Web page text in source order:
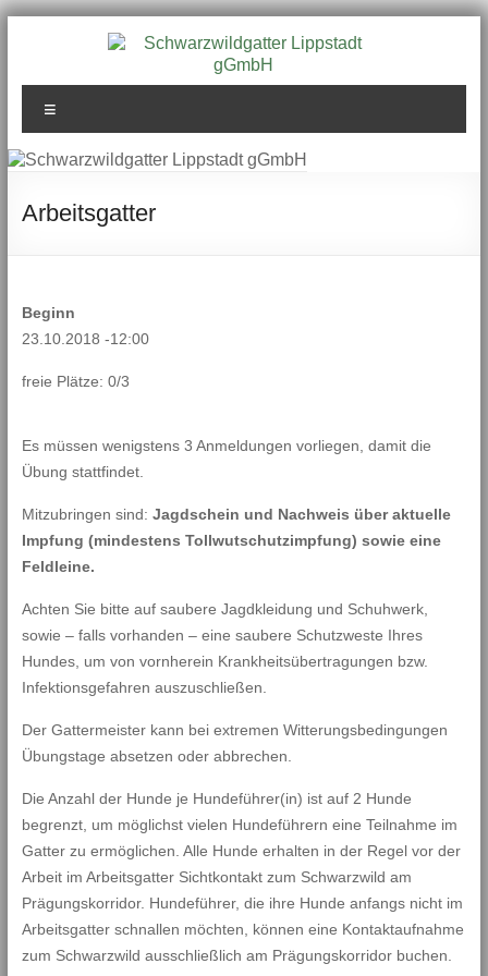
Schwarzwildgatter
Lippstadt gGmbH
Arbeitsgatter
Beginn
23.10.2018 -12:00
freie Plätze: 0/3
Es müssen wenigstens 3 Anmeldungen vorliegen, damit die
Übung stattfindet.
Mitzubringen sind: Jagdschein und Nachweis über aktuelle
Impfung (mindestens Tollwutschutzimpfung) sowie eine
Feldleine.
Achten Sie bitte auf saubere Jagdkleidung und Schuhwerk,
sowie – falls vorhanden – eine saubere Schutzweste Ihres
Hundes, um von vornherein Krankheitsübertragungen bzw.
Infektionsgefahren auszuschließen.
Der Gattermeister kann bei extremen Witterungsbedingungen
Übungstage absetzen oder abbrechen.
Die Anzahl der Hunde je Hundeführer(in) ist auf 2 Hunde
begrenzt, um möglichst vielen Hundeführern eine Teilnahme im
Gatter zu ermöglichen. Alle Hunde erhalten in der Regel vor der
Arbeit im Arbeitsgatter Sichtkontakt zum Schwarzwild am
Prägungskorridor. Hundeführer, die ihre Hunde anfangs nicht im
Arbeitsgatter schnallen möchten, können eine Kontaktaufnahme
zum Schwarzwild ausschließlich am Prägungskorridor buchen.